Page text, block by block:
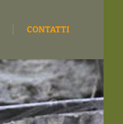
CONTATTI